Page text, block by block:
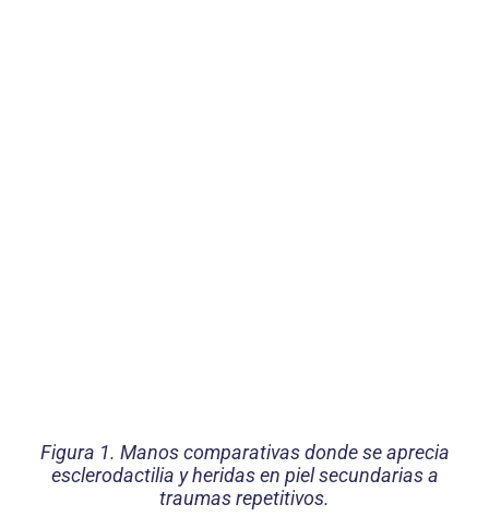
Figura 1. Manos comparativas donde se aprecia
esclerodactilia y heridas en piel secundarias a
traumas repetitivos.